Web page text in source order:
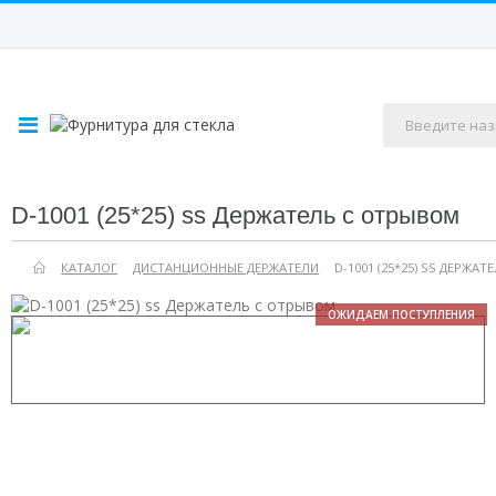
D-1001 (25*25) ss Держатель с отрывом
КАТАЛОГ ДИСТАНЦИОННЫЕ ДЕРЖАТЕЛИ D-1001 (25*25) SS
ОЖИДАЕМ ПОСТУПЛЕНИЯ